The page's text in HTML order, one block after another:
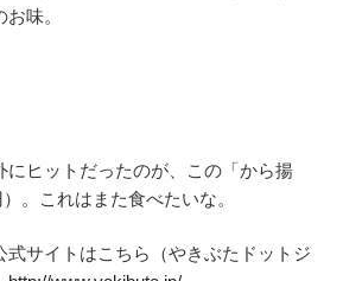
味。
にヒットだったのが、この「から揚
。これはまた食べたいな。
式サイトはこちら（やきぶたドットジ